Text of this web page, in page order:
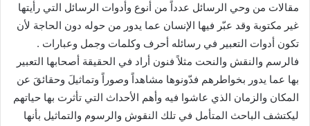
مقالات من وحي الرسائل عدداً من أنوع وأدوات الرسائل التي رأيتها
غير مكتوبة وقد عبّر فيها الإنسان عما يدور من حوله دون الحاجة لأن
تكون أدوات التعبير في رسائله أحرف وكلمات وجمل وعبارات .
فالرسم والنقش والنحت مثلاً فنون أراد في الحقيقة أصحابها التعبير
بها عما يدور بخواطرهم فدّونوها مشاهداً وصوراً وتماثيلَ وحقائقَ عن
المكان والزمان الذي عاشوا فيه وأهم الأحداث التي تأثرت بها حياتهم
ليكتشف الباحث المتأمل في تلك النقوش والرسوم والتماثيل بأنها